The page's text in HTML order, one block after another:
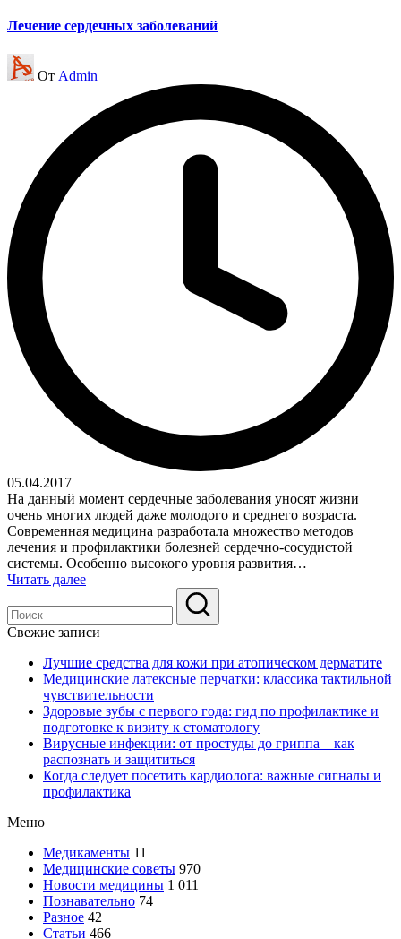
Лечение сердечных заболеваний
Запись
от
От Admin
05.04.2017
На данный момент сердечные заболевания уносят жизни
очень многих людей даже молодого и среднего возраста.
Современная медицина разработала множество методов
лечения и профилактики болезней сердечно-сосудистой
системы. Особенно высокого уровня развития…
Читать далее
Свежие записи
Лучшие средства для кожи при атопическом дерматите
Медицинские латексные перчатки: классика тактильной
чувствительности
Здоровые зубы с первого года: гид по профилактике и
подготовке к визиту к стоматологу
Вирусные инфекции: от простуды до гриппа – как
распознать и защититься
Когда следует посетить кардиолога: важные сигналы и
профилактика
Меню
Медикаменты 11
Медицинские советы 970
Новости медицины 1 011
Познавательно 74
Разное 42
Статьи 466